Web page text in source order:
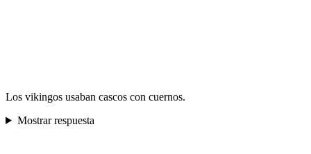
Los vikingos usaban cascos con cuernos.
Mostrar respuesta